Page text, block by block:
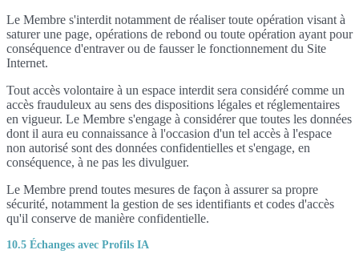
Le Membre s'interdit notamment de réaliser toute opération visant à
saturer une page, opérations de rebond ou toute opération ayant pour
conséquence d'entraver ou de fausser le fonctionnement du Site
Internet.
Tout accès volontaire à un espace interdit sera considéré comme un
accès frauduleux au sens des dispositions légales et réglementaires
en vigueur. Le Membre s'engage à considérer que toutes les données
dont il aura eu connaissance à l'occasion d'un tel accès à l'espace
non autorisé sont des données confidentielles et s'engage, en
conséquence, à ne pas les divulguer.
Le Membre prend toutes mesures de façon à assurer sa propre
sécurité, notamment la gestion de ses identifiants et codes d'accès
qu'il conserve de manière confidentielle.
10.5 Échanges avec Profils IA